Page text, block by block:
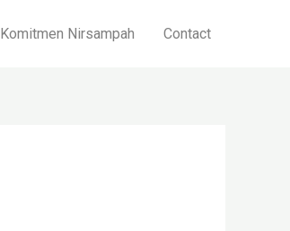
Komitmen Nirsampah Contact